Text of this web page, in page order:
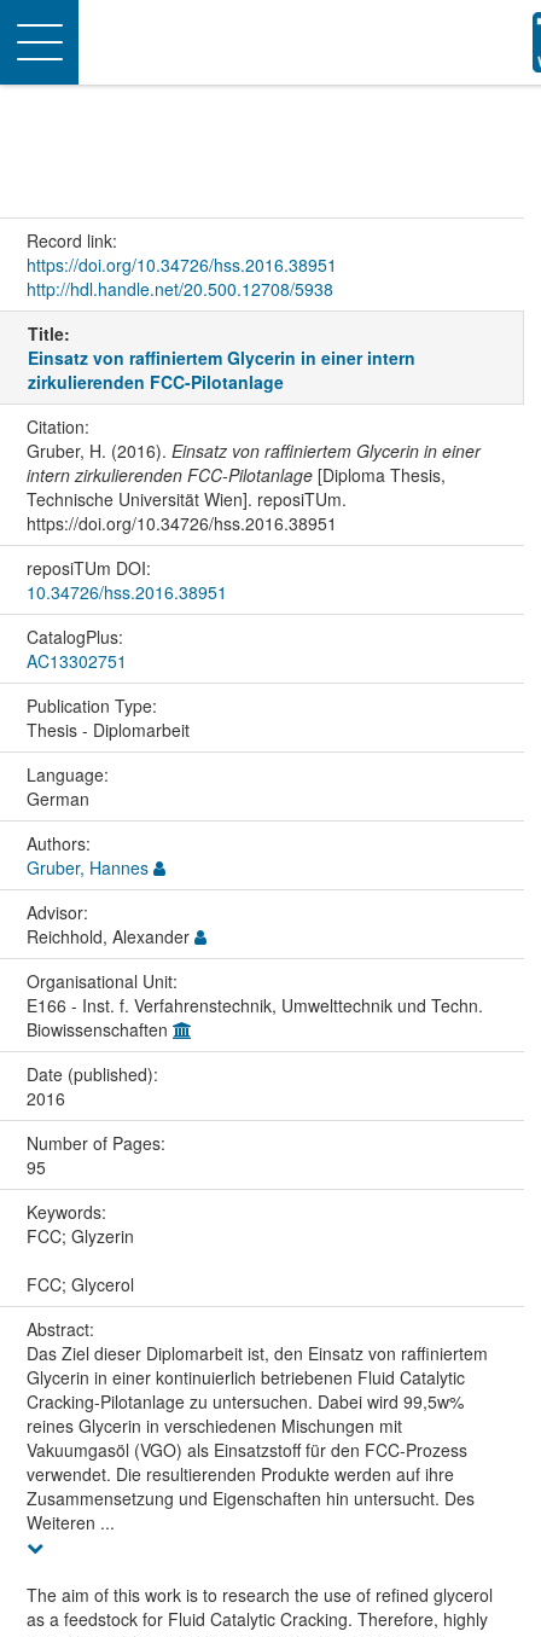
Toggle
navigation
Record link:
https://doi.org/10.34726/hss.2016.38951
http://hdl.handle.net/20.500.12708/5938
Title:
Einsatz von raffiniertem Glycerin in einer intern
zirkulierenden FCC-Pilotanlage
Citation:
Gruber, H. (2016). Einsatz von raffiniertem Glycerin in einer
intern zirkulierenden FCC-Pilotanlage[Diploma Thesis,
Technische Universität Wien]. reposiTUm.
https://doi.org/10.34726/hss.2016.38951
reposiTUm DOI:
10.34726/hss.2016.38951
CatalogPlus:
AC13302751
Publication Type:
Thesis - Diplomarbeit
Language:
German
Authors:
Gruber, Hannes
Advisor:
Reichhold, Alexander
Organisational Unit:
E166 - Inst. f. Verfahrenstechnik, Umwelttechnik und Techn.
Biowissenschaften
Date (published):
2016
Number of Pages:
95
Keywords:
FCC; Glyzerin
FCC; Glycerol
Abstract:
Das Ziel dieser Diplomarbeit ist, den Einsatz von raffiniertem
Glycerin in einer kontinuierlich betriebenen Fluid Catalytic
Cracking-Pilotanlage zu untersuchen. Dabei wird 99,5w%
reines Glycerin in verschiedenen Mischungen mit
Vakuumgasöl (VGO) als Einsatzstoff für den FCC-Prozess
verwendet. Die resultierenden Produkte werden auf ihre
Zusammensetzung und Eigenschaften hin untersucht. Des
Weiteren ...
The aim of this work is to research the use of refined glycerol
as a feedstock for Fluid Catalytic Cracking. Therefore, highly